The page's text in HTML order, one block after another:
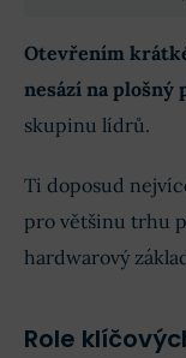
Otevřením
nesází na plošný
skupinu lídrů.
Ti doposud
pro většinu trhu
hardwarový
Role